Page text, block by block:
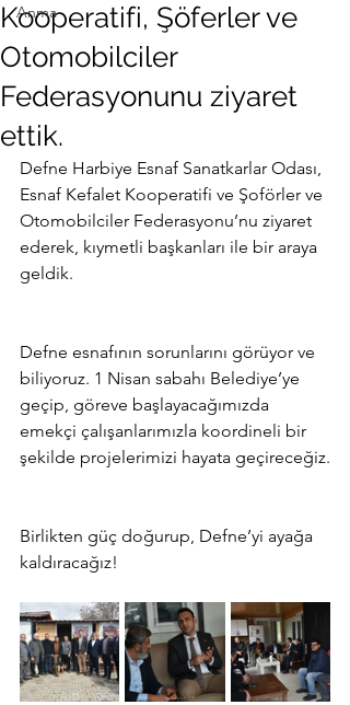
Anma
Kooperatifi, Şöferler ve
Otomobilciler
Federasyonunu ziyaret
ettik.
Defne Harbiye Esnaf Sanatkarlar Odası,
Esnaf Kefalet Kooperatifi ve Şoförler ve
Otomobilciler Federasyonu’nu ziyaret
ederek, kıymetli başkanları ile bir araya
geldik.
Defne esnafının sorunlarını görüyor ve
biliyoruz. 1 Nisan sabahı Belediye’ye
geçip, göreve başlayacağımızda
emekçi çalışanlarımızla koordineli bir
şekilde projelerimizi hayata geçireceğiz.
Birlikten güç doğurup, Defne’yi ayağa
kaldıracağız!